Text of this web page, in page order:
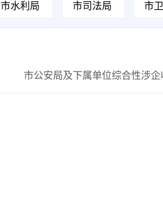
市水利局 市司法局 市
市公安局及下属单位综合性涉